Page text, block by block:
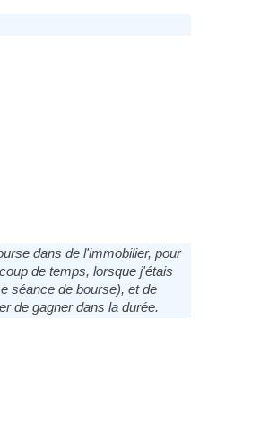
dans de l'immobilier, pour
de temps, lorsque j'étais
séance de bourse), et de
de gagner dans la durée.